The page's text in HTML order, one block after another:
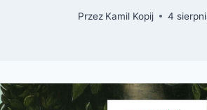
Przez Kamil Kopij 4